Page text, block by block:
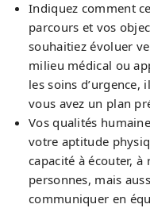
Indiquez comment
parcours et vos
souhaitiez évoluer
milieu médical ou
les soins
vous avez un plan
Vos qualités
votre aptitude
capacité à écouter,
personnes, mais
communiquer en